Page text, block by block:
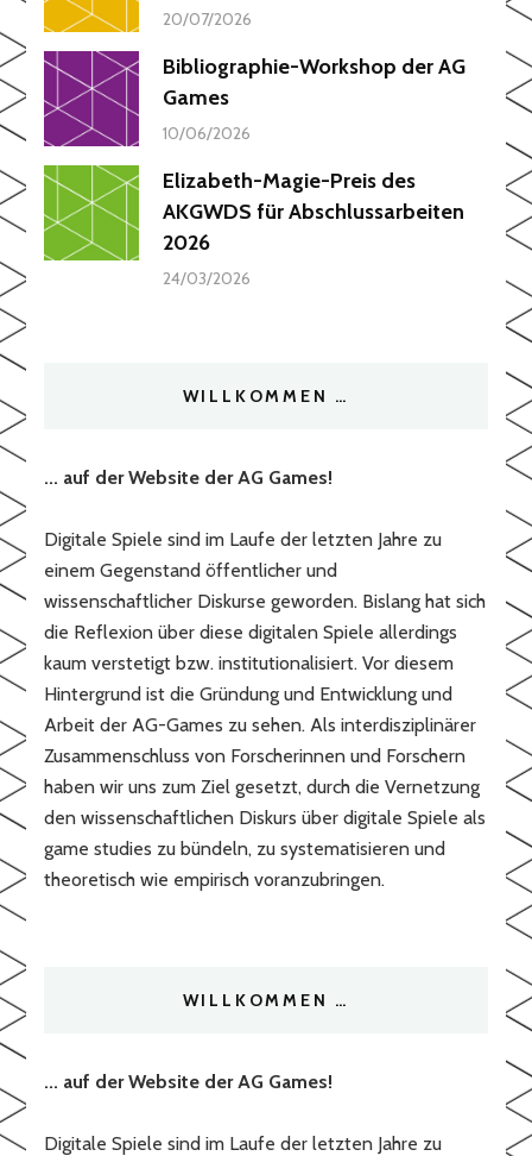
20/07/2026
Bibliographie-Workshop der AG
Games
10/06/2026
Elizabeth-Magie-Preis des
AKGWDS für Abschlussarbeiten
2026
24/03/2026
WILLKOMMEN …
... auf der Website der AG Games!
Digitale Spiele sind im Laufe der letzten Jahre zu
einem Gegenstand öffentlicher und
wissenschaftlicher Diskurse geworden. Bislang hat sich
die Reflexion über diese digitalen Spiele allerdings
kaum verstetigt bzw. institutionalisiert. Vor diesem
Hintergrund ist die Gründung und Entwicklung und
Arbeit der AG-Games zu sehen. Als interdisziplinärer
Zusammenschluss von Forscherinnen und Forschern
haben wir uns zum Ziel gesetzt, durch die Vernetzung
den wissenschaftlichen Diskurs über digitale Spiele als
game studies zu bündeln, zu systematisieren und
theoretisch wie empirisch voranzubringen.
WILLKOMMEN …
... auf der Website der AG Games!
Digitale Spiele sind im Laufe der letzten Jahre zu